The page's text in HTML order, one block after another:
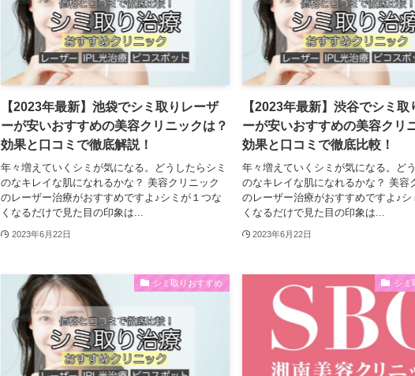
【2023年最新】池袋でシミ取りレーザ
ーが安いおすすめの美容クリニックは？
効果と口コミで徹底解説！
年々増えていくシミが気になる。どうしたらシミ
のなキレイな肌になれるかな？ 美容クリニック
のレーザー治療がおすすめですよ♪シミが１つな
くなるだけで見た目の印象は...
2023年6月22日
【2023年最新】渋谷でシミ取
ーが安いおすすめの美容クリ
効果と口コミで徹底比較！
年々増えていくシミが気になる。ど
のなキレイな肌になれるかな？ 美容
のレーザー治療がおすすめですよ♪シ
くなるだけで見た目の印象は...
2023年6月22日
シミ取りおすすめ シミ